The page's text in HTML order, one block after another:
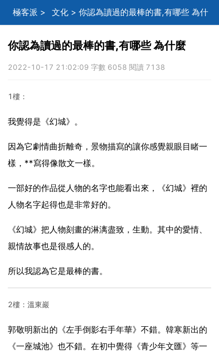
極客派 > 文化 > 你認為讀過的最棒的書,有哪些 為什
你認為讀過的最棒的書,有哪些 為什麼
2022-10-17 21:02:09 字數 6058 閱讀 7138
1樓：
我覺得是《幻城》。
因為它劇情曲折離奇，景物描寫的讓你感覺親眼目睹一
樣，**寫得像散文一樣。
一部好的作品從人物的名字也能看出來，《幻城》裡的
人物名字起得也是非常好的。
《幻城》把人物刻畫的淋漓盡致，生動。其中的愛情、
親情故事也是很感人的。
所以我認為它是最棒的書。
2樓：溫東巖
郭敬明新出的《左手倒影右手年華》不錯。韓寒新出的
《一座城池》也不錯。在初中覺得《青少年文匯》等一